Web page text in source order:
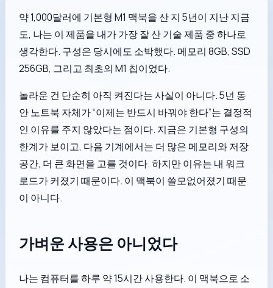
약 1,000달러에 기본형 M1 맥북을 산 지 5년이 지난 지금
도, 나는 이 제품을 내가 가장 잘 산 기술 제품 중 하나로
생각한다. 구성은 당시에도 소박했다. 메모리 8GB, SSD
256GB, 그리고 최초의 M1 칩이었다.
놀라운 건 단순히 아직 켜진다는 사실이 아니다. 5년 동
안 노트북 자체가 “이제는 반드시 바꿔야 한다”는 결정적
인 이유를 주지 않았다는 점이다. 지금은 기본형 구성의
한계가 보이고, 다음 기계에서는 더 많은 메모리와 저장
공간, 더 큰 화면을 고를 것이다. 하지만 이유는 내 워크
로드가 커졌기 때문이다. 이 맥북이 쓸모없어졌기 때문
이 아니다.
가벼운 사용은 아니었다
나는 컴퓨터를 하루 약 15시간 사용한다. 이 맥북으로 소